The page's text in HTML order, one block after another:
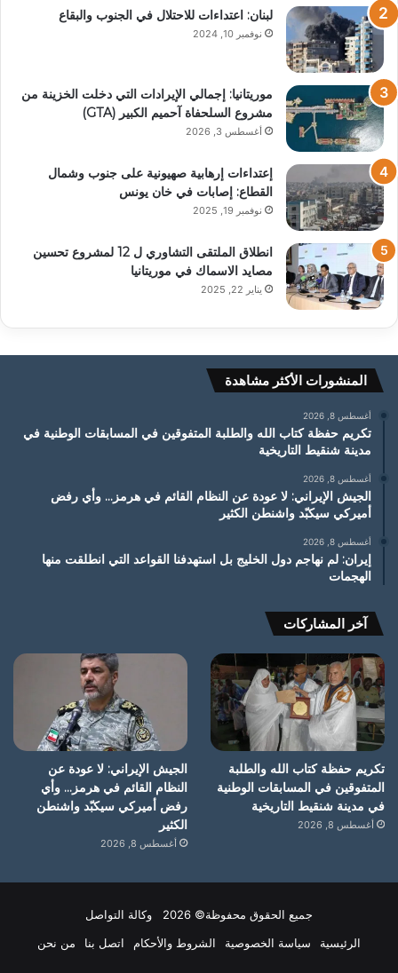
لبنان: اعتداءات للاحتلال في الجنوب والبقاع
نوفمبر 10, 2024
موريتانيا: إجمالي الإيرادات التي دخلت الخزينة من
مشروع السلحفاة آحميم الكبير (GTA)
أغسطس 3, 2026
إعتداءات إرهابية صهيونية على جنوب وشمال
القطاع: إصابات في خان يونس
نوفمبر 19, 2025
انطلاق الملتقى التشاوري ل 12 لمشروع تحسين
مصايد الاسماك في موريتانيا
يناير 22, 2025
المنشورات الأكثر مشاهدة
أغسطس 8, 2026
تكريم حفظة كتاب الله والطلبة المتفوقين في المسابقات الوطنية في
مدينة شنقيط التاريخية
أغسطس 8, 2026
الجيش الإيراني: لا عودة عن النظام القائم في هرمز… وأي رفض
أميركي سيكبّد واشنطن الكثير
أغسطس 8, 2026
إيران: لم نهاجم دول الخليج بل استهدفنا القواعد التي انطلقت منها
الهجمات
آخر المشاركات
تكريم حفظة كتاب الله والطلبة
المتفوقين في المسابقات الوطنية
في مدينة شنقيط التاريخية
أغسطس 8, 2026
الجيش الإيراني: لا عودة عن
النظام القائم في هرمز… وأي
رفض أميركي سيكبّد واشنطن
الكثير
أغسطس 8, 2026
جميع الحقوق محفوظة© 2026 وكالة التواصل
الرئيسية
سياسة الخصوصية الشروط والأحكام اتصل بنا من نحن